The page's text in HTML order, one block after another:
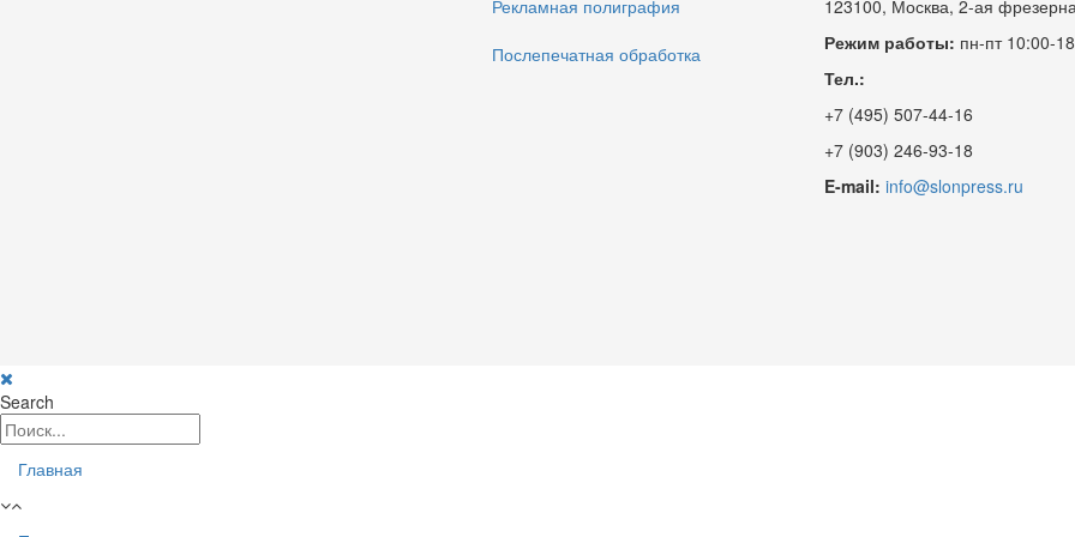
Рекламная полиграфия
Послепечатная обработка
123100, Москва, 2-ая
Режим работы: пн-пт 10:00-
Тел.:
+7 (495) 507-44-16
+7 (903) 246-93-18
E-mail: info@slonpress.ru
Search
Главная